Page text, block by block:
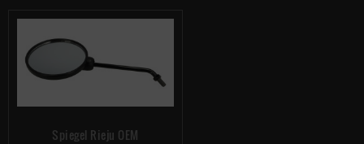
Spiegel Rieju OEM